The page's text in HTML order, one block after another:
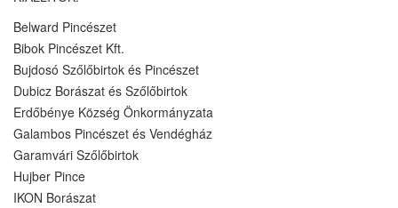
Belward Pincészet
Bibok Pincészet Kft.
Bujdosó Szőlőbirtok és Pincészet
Dubicz Borászat és Szőlőbirtok
Erdőbénye Község Önkormányzata
Galambos Pincészet és Vendégház
Garamvári Szőlőbirtok
Hujber Pince
IKON Borászat